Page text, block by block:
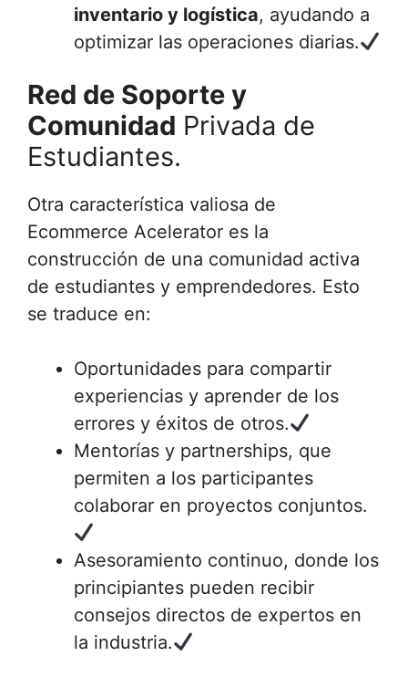
inventario y logística, ayudando a
optimizar las operaciones diarias.
Red de Soporte y
Comunidad Privada de
Estudiantes.
Otra característica valiosa de
Ecommerce Acelerator es la
construcción de una comunidad activa
de estudiantes y emprendedores. Esto
se traduce en:
Oportunidades para compartir
experiencias y aprender de los
errores y éxitos de otros.
Mentorías y partnerships, que
permiten a los participantes
colaborar en proyectos conjuntos.
Asesoramiento continuo, donde los
principiantes pueden recibir
consejos directos de expertos en
la industria.